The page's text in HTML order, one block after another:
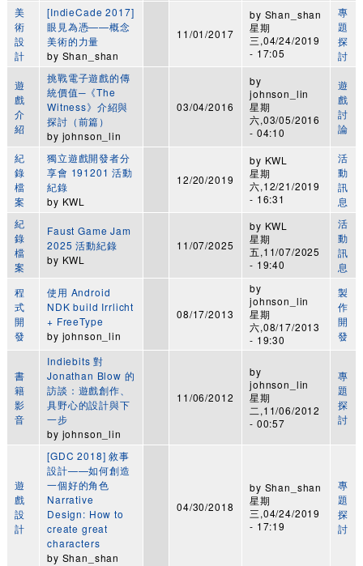
美
術
設
計
[IndieCade 2017]
眼見為憑——概念
美術的力量
by Shan_shan
11/01/2017
by Shan_shan
星期
三,04/24/2019
- 17:05
專
題
探
討
遊
戲
介
紹
挑戰電子遊戲的傳
統價值─《The
Witness》介紹與
探討（前篇）
by johnson_lin
03/04/2016
by
johnson_lin
星期
六,03/05/2016
- 04:10
遊
戲
討
論
紀
錄
檔
案
獨立遊戲開發者分
享會 191201 活動
紀錄
by KWL
12/20/2019
by KWL
星期
六,12/21/2019
- 16:31
活
動
訊
息
紀
錄
檔
案
Faust Game Jam
2025 活動紀錄
by KWL
11/07/2025
by KWL
星期
五,11/07/2025
- 19:40
活
動
訊
息
程
式
開
發
使用 Android
NDK build Irrlicht
+ FreeType
by johnson_lin
08/17/2013
by
johnson_lin
星期
六,08/17/2013
- 19:30
製
作
開
發
書
籍
影
音
Indiebits 對
Jonathan Blow 的
訪談：遊戲創作、
具野心的設計與下
一步
by johnson_lin
11/06/2012
by
johnson_lin
星期
二,11/06/2012
- 00:57
專
題
探
討
遊
戲
設
計
[GDC 2018] 敘事
設計——如何創造
一個好的角色
Narrative
Design: How to
create great
characters
by Shan_shan
04/30/2018
by Shan_shan
星期
三,04/24/2019
- 17:19
專
題
探
討